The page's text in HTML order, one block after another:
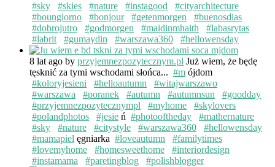
#sky
#skies #nature #instagood
#cityarchitecture
#boungiorno
#bonjour #getenmorgen
#buenosdias
#dobrojutro
#godmorgen #maidinmhaith
#labasrytas
#labrit
#gumaydin #warszawa360 #hellowensday
8 lat ago by przyjemnezpozytecznym.pl Już wiem, że będę
tęsknić za tymi wschodami słońca... #m ójdom
#koloryjesieni
#helloautumn
#witajwarszawo
#warszawa
#poranek #autumn #autumnsun
#goodday
#przyjemnezpozytecznympl
#myhome
#skylovers
#polandphotos
#jesie ń #photooftheday
#mathernature
#sky
#nature #citystyle #warszawa360
#hellowensday
#mamapiel ęgniarka #loveautumn
#familytimes
#lovemyhome
#homesweethome
#interiordesign
#instamama
#paretingblog #polishblogger